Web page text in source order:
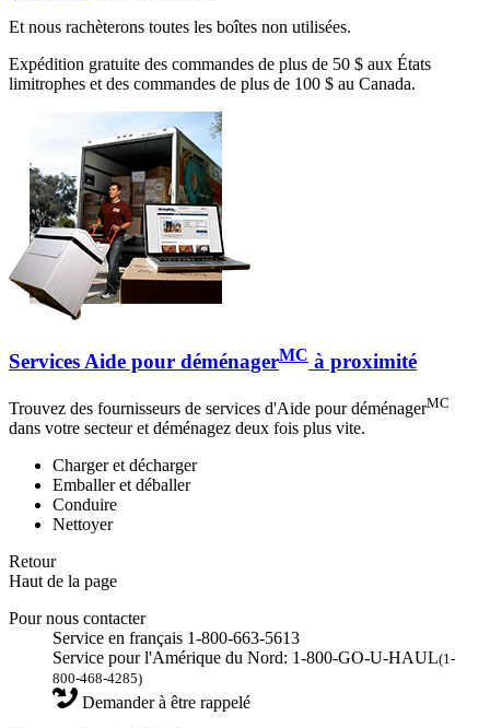
Et nous rachèterons toutes les boîtes non utilisées.
Expédition gratuite des commandes de plus de 50 $ aux États
limitrophes et des commandes de plus de 100 $ au Canada.
Services Aide pour déménagerMC à proximité
Trouvez des fournisseurs de services d'Aide pour déménagerMC
dans votre secteur et déménagez deux fois plus vite.
Charger et décharger
Emballer et déballer
Conduire
Nettoyer
Retour
Haut de la page
Pour nous contacter
Service en français 1-800-663-5613
Service pour l'Amérique du Nord: 1-800-GO-U-HAUL(1-
800-468-4285)
Demander à être rappelé